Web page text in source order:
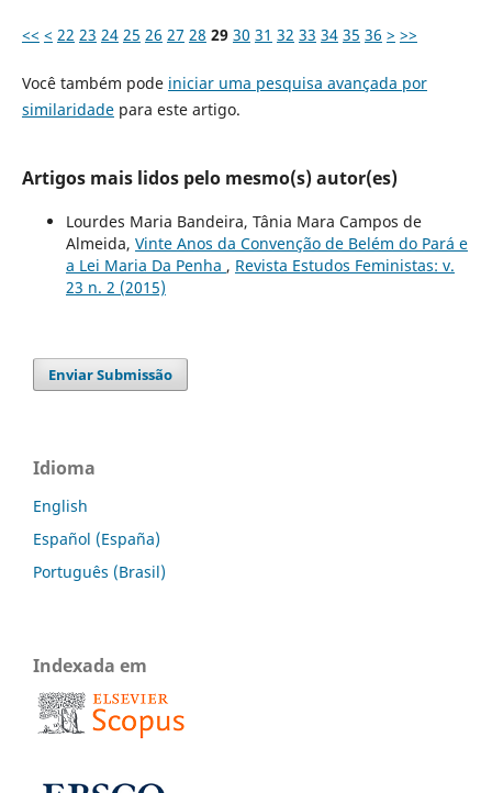
<< < 22 23 24 25 26 27 28 29 30 31 32 33 34 35 36 > >>
Você também pode iniciar uma pesquisa avançada por
similaridadepara este artigo.
Artigos mais lidos pelo mesmo(s) autor(es)
Lourdes Maria Bandeira, Tânia Mara Campos de
Almeida, Vinte Anos da Convenção de Belém do Pará e
a Lei Maria Da Penha , Revista Estudos Feministas: v.
23 n. 2 (2015)
Enviar Submissão
Idioma
English
Español (España)
Português (Brasil)
Indexada em